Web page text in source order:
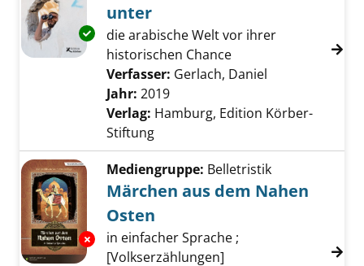
Exemplar-Details von Der Nahe Osten geht
unter
die arabische Welt vor ihrer
historischen Chance
Verfasser: Gerlach, Daniel
Jahr: 2019
Verlag: Hamburg, Edition Körber-
Stiftung
Exemplar-Details von Märchen aus dem
Mediengruppe: Belletristik
Märchen aus dem Nahen
Osten
in einfacher Sprache ;
[Volkserzählungen]